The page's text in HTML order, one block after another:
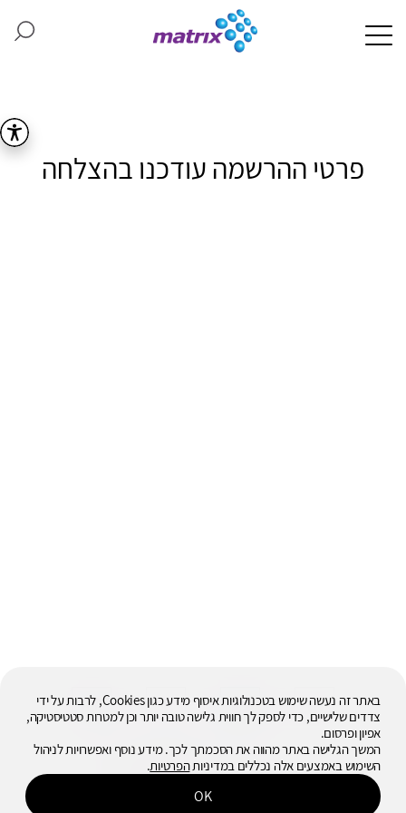
פרטי ההרשמה עודכנו בהצלחה
באתר זה נעשה שימוש בטכנולוגיות איסוף מידע כגון Cookies, לרבות על ידי
צדדים שלישיים, כדי לספק לך חווית גלישה טובה יותר וכן למטרות סטטיסטיקה,
אפיון ופרסום.
המשך הגלישה באתר מהווה את הסכמתך לכך. מידע נוסף ואפשרויות לניהול
השימוש באמצעים אלה נכללים במדיניותהפרטיות.
OK
כל הזכויות שמורות © 2026